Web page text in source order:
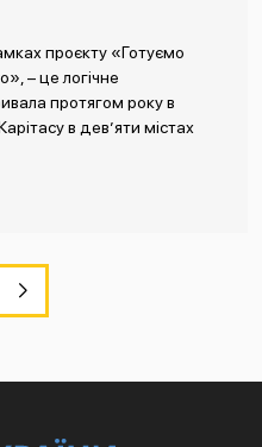
проєкту «Готуємо
– це логічне
протягом року в
в дев’яти містах